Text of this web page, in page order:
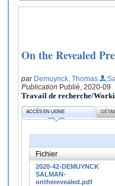
On the Revealed
par Demuynck, Thomas
Publication Publié, 2020-09
Travail de recherche/
ACCÈS EN LIGNE
Fichier
2020-42-DEMUYNCK
SALMAN-
ontherevealed.pdf